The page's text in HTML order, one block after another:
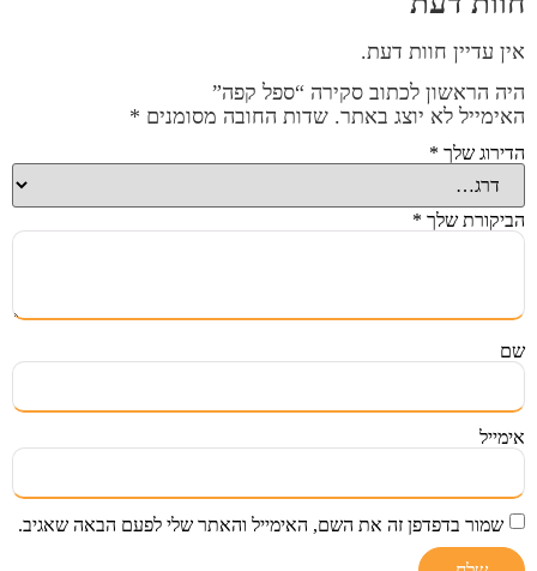
אין עדיין חוות דעת.
היה הראשון לכתוב סקירה “ספל קפה”
האימייל לא יוצג באתר. שדות החובה מסומנים *
הדירוג שלך *
הביקורת שלך *
שם
אימייל
שמור בדפדפן זה את השם, האימייל והאתר שלי לפעם הבאה שאגיב.